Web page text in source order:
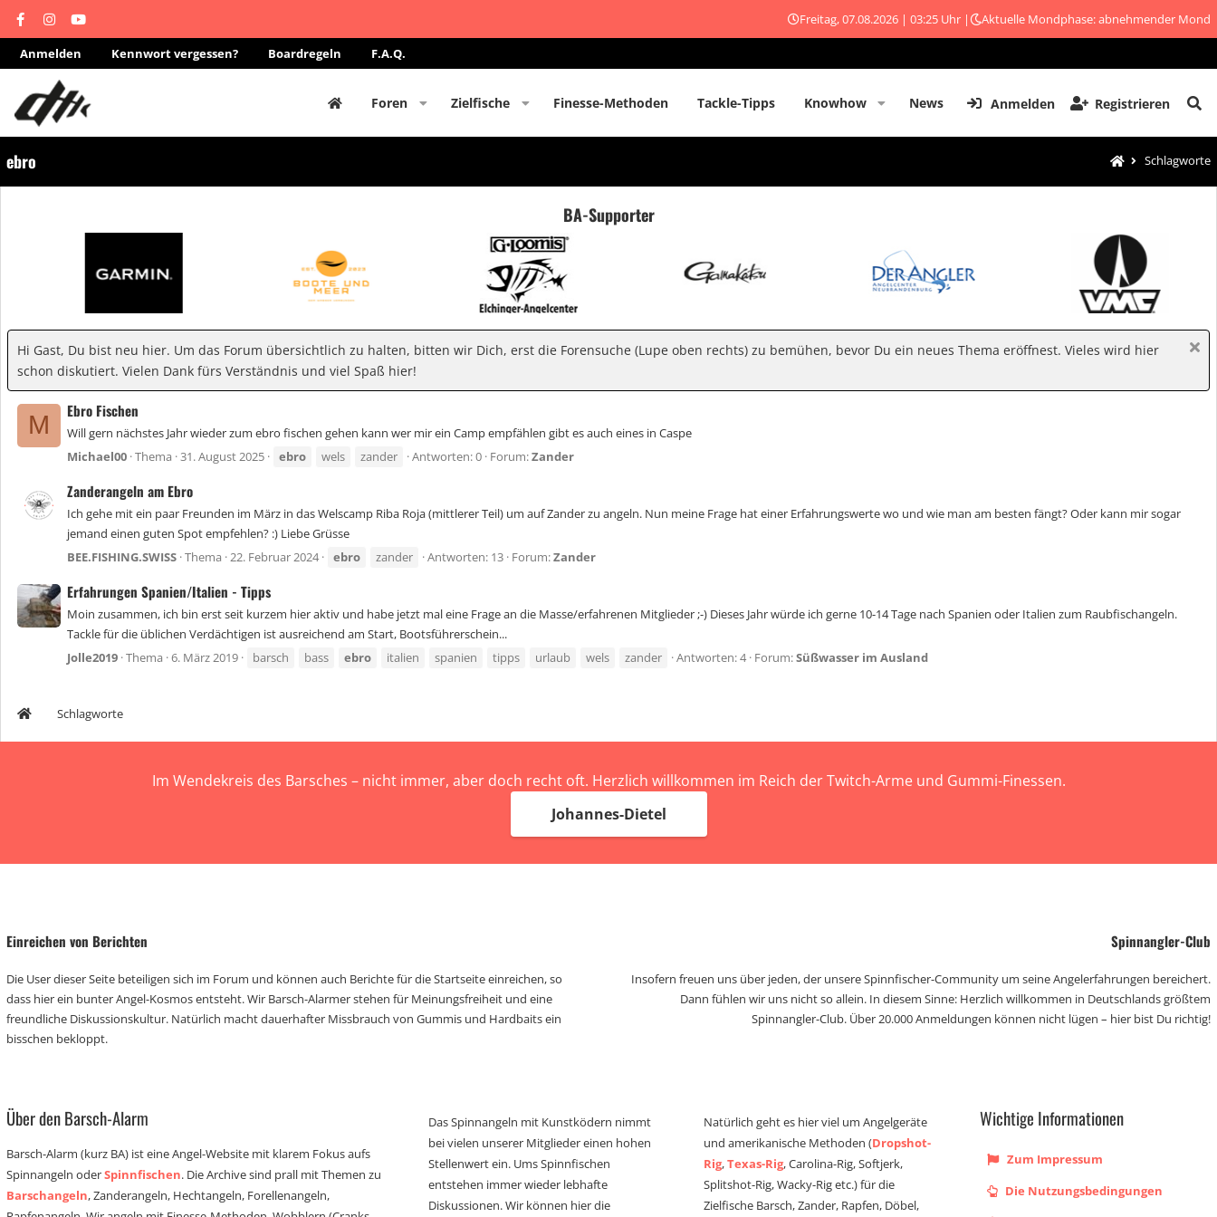
Freitag, 07.08.2026 | 03:25 Uhr | Aktuelle Mondphase: abnehmender Mond
Anmelden Kennwort vergessen? Boardregeln F.A.Q.
Foren Zielfische Finesse-Methoden Tackle-Tipps Knowhow News Anmelden Registrieren
ebro Schlagworte
BA-Supporter
Hi Gast, Du bist neu hier. Um das Forum übersichtlich zu halten, bitten wir Dich, erst die Forensuche (Lupe oben rechts) zu bemühen, bevor Du ein neues Thema eröffnest. Vieles wird hier
schon diskutiert. Vielen Dank fürs Verständnis und viel Spaß hier!
M
Ebro Fischen
Will gern nächstes Jahr wieder zum ebro fischen gehen kann wer mir ein Camp empfählen gibt es auch eines in Caspe
Michael00 Thema 31. August 2025 ebro wels zander Antworten: 0 Forum:Zander
Zanderangeln am Ebro
Ich gehe mit ein paar Freunden im März in das Welscamp Riba Roja (mittlerer Teil) um auf Zander zu angeln. Nun meine Frage hat einer Erfahrungswerte wo und wie man am besten fängt? Oder kann mir sogar
jemand einen guten Spot empfehlen? :) Liebe Grüsse
BEE.FISHING.SWISS Thema 22. Februar 2024 ebro zander Antworten: 13 Forum:Zander
Erfahrungen Spanien/Italien - Tipps
Moin zusammen, ich bin erst seit kurzem hier aktiv und habe jetzt mal eine Frage an die Masse/erfahrenen Mitglieder ;-) Dieses Jahr würde ich gerne 10-14 Tage nach Spanien oder Italien zum Raubfischangeln.
Tackle für die üblichen Verdächtigen ist ausreichend am Start, Bootsführerschein...
Jolle2019 Thema 6. März 2019 barsch bass ebro italien spanien tipps urlaub wels zander Antworten: 4 Forum:Süßwasser im Ausland
Schlagworte
Im Wendekreis des Barsches – nicht immer, aber doch recht oft. Herzlich willkommen im Reich der Twitch-Arme und Gummi-Finessen.
Johannes-Dietel
Einreichen von Berichten
Die User dieser Seite beteiligen sich im Forum und können auch Berichte für die Startseite einreichen, so
dass hier ein bunter Angel-Kosmos entsteht. Wir Barsch-Alarmer stehen für Meinungsfreiheit und eine
freundliche Diskussionskultur. Natürlich macht dauerhafter Missbrauch von Gummis und Hardbaits ein
bisschen bekloppt.
Spinnangler-Club
Insofern freuen uns über jeden, der unsere Spinnfischer-Community um seine Angelerfahrungen bereichert.
Dann fühlen wir uns nicht so allein. In diesem Sinne: Herzlich willkommen in Deutschlands größtem
Spinnangler-Club. Über 20.000 Anmeldungen können nicht lügen – hier bist Du richtig!
Über den Barsch-Alarm
Barsch-Alarm (kurz BA) ist eine Angel-Website mit klarem Fokus aufs
Spinnangeln oderSpinnfischen. Die Archive sind prall mit Themen zu
Barschangeln, Zanderangeln, Hechtangeln, Forellenangeln,
Das Spinnangeln mit Kunstködern nimmt
bei vielen unserer Mitglieder einen hohen
Stellenwert ein. Ums Spinnfischen
entstehen immer wieder lebhafte
Diskussionen. Wir können hier die
Natürlich geht es hier viel um Angelgeräte
und amerikanische Methoden (Dropshot-
Rig,Texas-Rig, Carolina-Rig, Softjerk,
Splitshot-Rig, Wacky-Rig etc.) für die
Zielfische Barsch, Zander, Rapfen, Döbel,
Wichtige Informationen
Zum Impressum
Die Nutzungsbedingungen